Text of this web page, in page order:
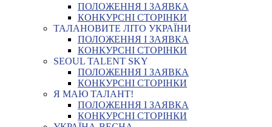
ПОЛОЖЕННЯ І ЗАЯВКА
КОНКУРСНІ СТОРІНКИ
ТАЛАНОВИТЕ ЛІТО УКРАЇНИ
ПОЛОЖЕННЯ І ЗАЯВКА
КОНКУРСНІ СТОРІНКИ
SEOUL TALENT SKY
ПОЛОЖЕННЯ І ЗАЯВКА
КОНКУРСНІ СТОРІНКИ
Я МАЮ ТАЛАНТ!
ПОЛОЖЕННЯ І ЗАЯВКА
КОНКУРСНІ СТОРІНКИ